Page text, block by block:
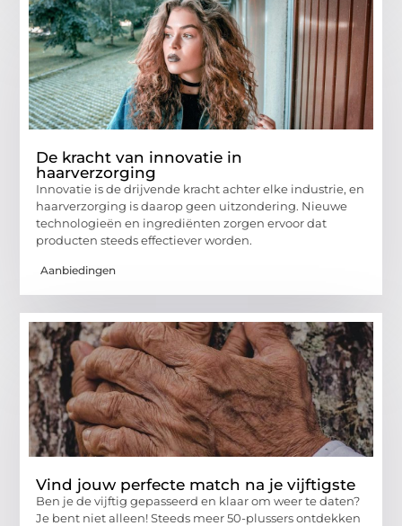
De kracht van innovatie in
haarverzorging
Innovatie is de drijvende kracht achter elke industrie, en
haarverzorging is daarop geen uitzondering. Nieuwe
technologieën en ingrediënten zorgen ervoor dat
producten steeds effectiever worden.
Aanbiedingen
Vind jouw perfecte match na je vijftigste
Ben je de vijftig gepasseerd en klaar om weer te daten?
Je bent niet alleen! Steeds meer 50-plussers ontdekken